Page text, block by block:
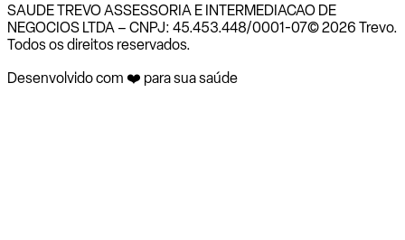
SAUDE TREVO ASSESSORIA E INTERMEDIACAO DE
NEGOCIOS LTDA – CNPJ: 45.453.448/0001-07© 2026 Trevo.
Todos os direitos reservados.
Desenvolvido com ❤️ para sua saúde